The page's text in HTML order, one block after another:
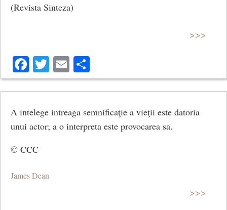
(Revista Sinteza)
>>>
Facebook
Twitter
Email
A intelege intreaga semnificaţie a vieţii este datoria
unui actor; a o interpreta este provocarea sa.
© CCC
James Dean
>>>